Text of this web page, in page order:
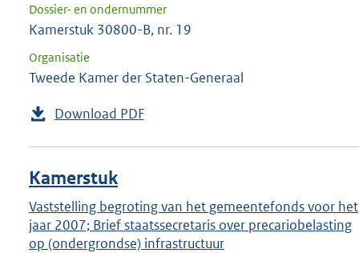
Dossier- en ondernummer
Kamerstuk 30800-B, nr. 19
Organisatie
Tweede Kamer der Staten-Generaal
Download PDF
Kamerstuk
Vaststelling begroting van het gemeentefonds voor het
jaar 2007; Brief staatssecretaris over precariobelasting
op (ondergrondse) infrastructuur